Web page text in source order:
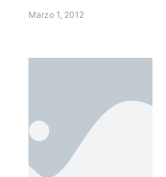
Marzo 1, 2012